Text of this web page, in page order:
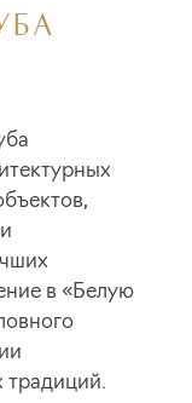
в «Белую
традиций.